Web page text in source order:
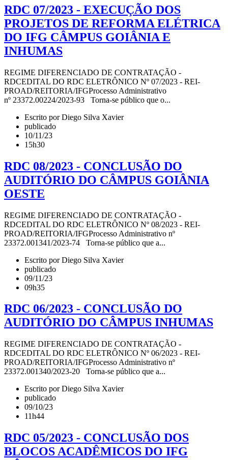
RDC 07/2023 - EXECUÇÃO DOS
PROJETOS DE REFORMA ELÉTRICA
DO IFG CÂMPUS GOIÂNIA E
INHUMAS
REGIME DIFERENCIADO DE CONTRATAÇÃO -
RDCEDITAL DO RDC ELETRÔNICO Nº 07/2023 - REI-
PROAD/REITORIA/IFGProcesso Administrativo
nº 23372.00224/2023-93 Torna-se público que o...
Escrito por Diego Silva Xavier
publicado
10/11/23
15h30
RDC 08/2023 - CONCLUSÃO DO
AUDITÓRIO DO CÂMPUS GOIÂNIA
OESTE
REGIME DIFERENCIADO DE CONTRATAÇÃO -
RDCEDITAL DO RDC ELETRÔNICO Nº 08/2023 - REI-
PROAD/REITORIA/IFGProcesso Administrativo nº
23372.001341/2023-74 Torna-se público que a...
Escrito por Diego Silva Xavier
publicado
09/11/23
09h35
RDC 06/2023 - CONCLUSÃO DO
AUDITÓRIO DO CÂMPUS INHUMAS
REGIME DIFERENCIADO DE CONTRATAÇÃO -
RDCEDITAL DO RDC ELETRÔNICO Nº 06/2023 - REI-
PROAD/REITORIA/IFGProcesso Administrativo nº
23372.001340/2023-20 Torna-se público que a...
Escrito por Diego Silva Xavier
publicado
09/10/23
11h44
RDC 05/2023 - CONCLUSÃO DOS
BLOCOS ACADÊMICOS DO IFG